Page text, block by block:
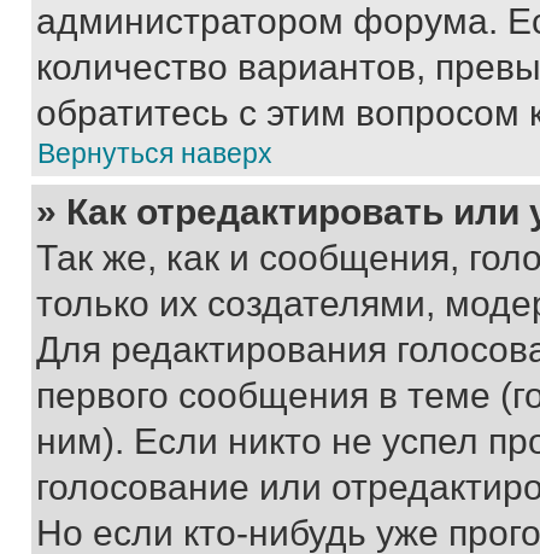
администратором форума.
количество вариантов,
обратитесь с этим вопросом
Вернуться наверх
» Как отредактировать
Так же, как и сообщения,
только их создателями,
Для редактирования
первого сообщения в теме
ним). Если никто не успел
голосование или
Но если кто-нибудь уже